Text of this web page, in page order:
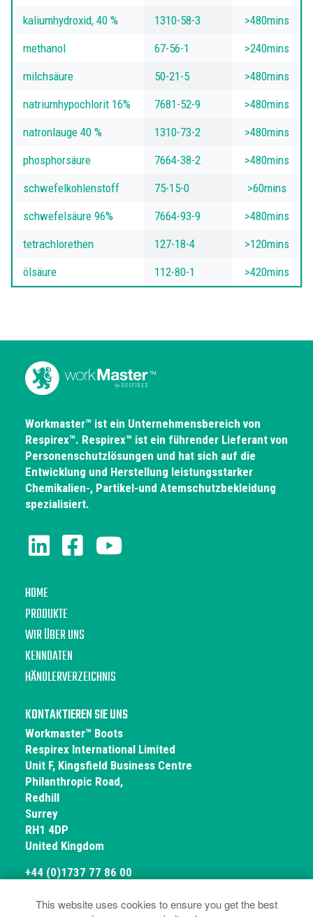
This website uses cookies to ensure you get the best
kaliumhydroxid, 40 %
1310-58-3
>480mins
methanol
67-56-1
>240mins
milchsäure
50-21-5
>480mins
natriumhypochlorit 16%
7681-52-9
>480mins
natronlauge 40 %
1310-73-2
>480mins
phosphorsäure
7664-38-2
>480mins
schwefelkohlenstoff
75-15-0
>60mins
schwefelsäure 96%
7664-93-9
>480mins
tetrachlorethen
127-18-4
>120mins
ölsäure
112-80-1 >420mins
Workmaster™ ist ein Unternehmensbereich von
Respirex™. Respirex™ ist ein führender Lieferant von
Personenschutzlösungen und hat sich auf die
Entwicklung und Herstellung leistungsstarker
Chemikalien-, Partikel-und Atemschutzbekleidung
spezialisiert.
HOME
PRODUKTE
WIR ÜBER UNS
KENNDATEN
HÄNDLERVERZEICHNIS
KONTAKTIEREN SIE UNS
Workmaster™ Boots
Respirex International Limited
Unit F, Kingsfield Business Centre
Philanthropic Road,
Redhill
Surrey
RH1 4DP
United Kingdom
+44 (0)1737 77 86 00